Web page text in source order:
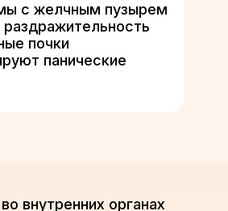
с желчным пузырем
раздражительность
почки
панические
внутренних органах